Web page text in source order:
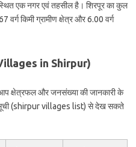
एक नगर एवं तहसील है। शिरपूर का कुल
किमी ग्रामीण क्षेत्र और 6.00 वर्ग
in Shirpur)
क्षेत्रफल और जनसंख्या की जानकारी के
सूची (shirpur villages list) से देख सकते